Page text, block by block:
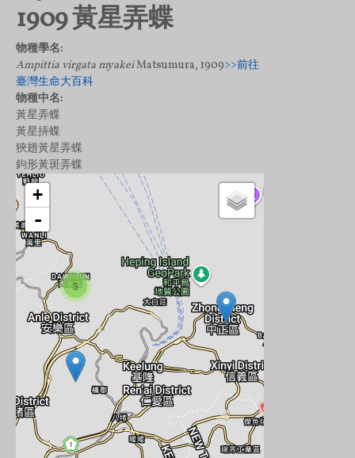
1909 黃星弄蝶
物種學名:
Ampittia virgata myakeiMatsumura, 1909>>前往
臺灣生命大百科
物種中名:
黃星弄蝶
黃星挵蝶
狹翅黃星弄蝶
鉤形黃斑弄蝶
3
+
-